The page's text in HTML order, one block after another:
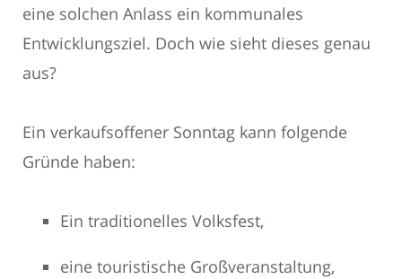
eine solchen Anlass ein kommunales
Entwicklungsziel. Doch wie sieht dieses genau
aus?
Ein verkaufsoffener Sonntag kann folgende
Gründe haben:
Ein traditionelles Volksfest,
eine touristische Großveranstaltung,